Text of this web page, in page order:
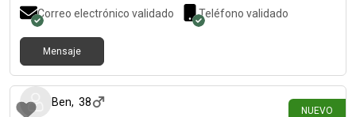
Correo electrónico validado Teléfono validado
Mensaje
NUEVO
Ben, 38